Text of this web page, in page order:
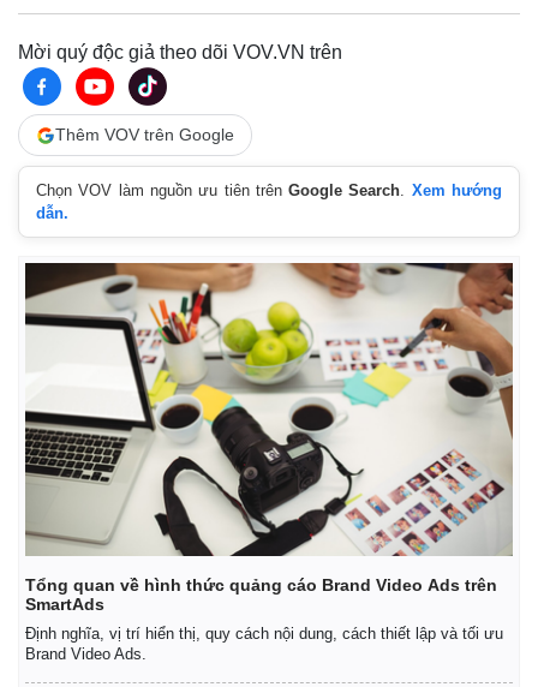
Bất động sản
Khởi nghiệp
Giá vàng
Mời quý độc giả theo dõi VOV.VN trên
Thêm VOV trên Google
Chọn VOV làm nguồn ưu tiên trênGoogle Search. Xem hướng
dẫn.
Tổng quan về hình thức quảng cáo Brand Video Ads trên
SmartAds
Định nghĩa, vị trí hiển thị, quy cách nội dung, cách thiết lập và tối ưu
Brand Video Ads.